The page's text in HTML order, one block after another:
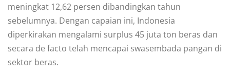
meningkat 12,62 persen dibandingkan tahun
sebelumnya. Dengan capaian ini, Indonesia
diperkirakan mengalami surplus 45 juta ton beras dan
secara de facto telah mencapai swasembada pangan di
sektor beras.